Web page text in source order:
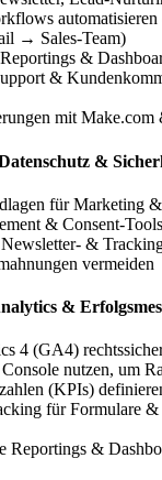
→ Sales-Team)
&
&
mit Make.com
&
für Marketing &
& Consent-Tools
Newsletter- &
vermeiden
&
4 (GA4)
nutzen, um
(KPIs)
für Formulare &
Reportings &